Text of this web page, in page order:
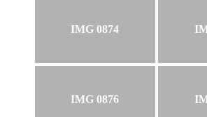
IMG 0874
IMG 0876